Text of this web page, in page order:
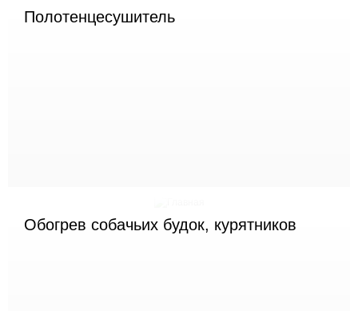
Полотенцесушитель
Обогрев собачьих будок, курятников